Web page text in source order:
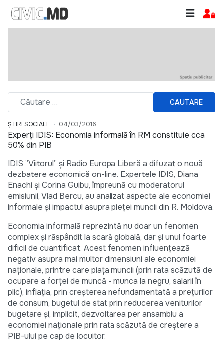
CAUTARE
ȘTIRI SOCIALE 04/03/2016
Experți IDIS: Economia informală în RM constituie cca
50% din PIB
IDIS ”Viitorul” și Radio Europa Liberă a difuzat o nouă
dezbatere economică on-line. Expertele IDIS, Diana
Enachi și Corina Guibu, împreună cu moderatorul
emisiunii, Vlad Bercu, au analizat aspecte ale economiei
informale și impactul asupra pieței muncii din R. Moldova.
Economia informală reprezintă nu doar un fenomen
complex și răspândit la scară globală, dar și unul foarte
dificil de cuantificat. Acest fenomen influențează
negativ asupra mai multor dimensiuni ale economiei
naționale, printre care piața muncii (prin rata scăzută de
ocupare a forței de muncă - munca la negru, salarii în
plic), inflația, prin creșterea nefundamentată a prețurilor
de consum, bugetul de stat prin reducerea veniturilor
bugetare și, implicit, dezvoltarea per ansamblu a
economiei naționale prin rata scăzută de creștere a
PIB-ului pe cap de locuitor.